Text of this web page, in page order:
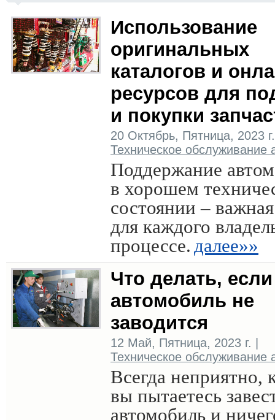
Использование
оригинальных
каталогов и
ресурсов для
и покупки
20 Октябрь, Пятница, 2023
Техническое обслуживание
Поддержание
в хорошем
состоянии –
для каждого
процессе. далее»»
Что делать, если
автомобиль не
заводится
12 Май, Пятница, 2023 г. |
Техническое обслуживание
Всегда неприятно,
вы пытаетесь
автомобиль и